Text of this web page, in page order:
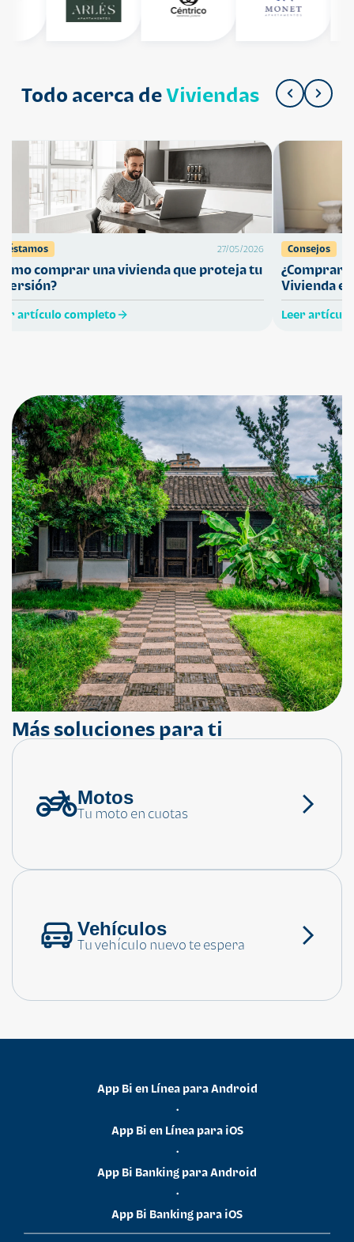
Todo acerca deViviendas
27/05/2026
comprar una vivienda que proteja tu
artículo completo
Consejos
¿Comprar
Vivienda
Leer
¿Necesitas ayuda?
Más soluciones para ti
Motos
Tu moto en cuotas
Vehículos
Tu vehículo nuevo te espera
App Bi en Línea para Android
•
App Bi en Línea para iOS
•
App Bi Banking para Android
•
App Bi Banking para iOS